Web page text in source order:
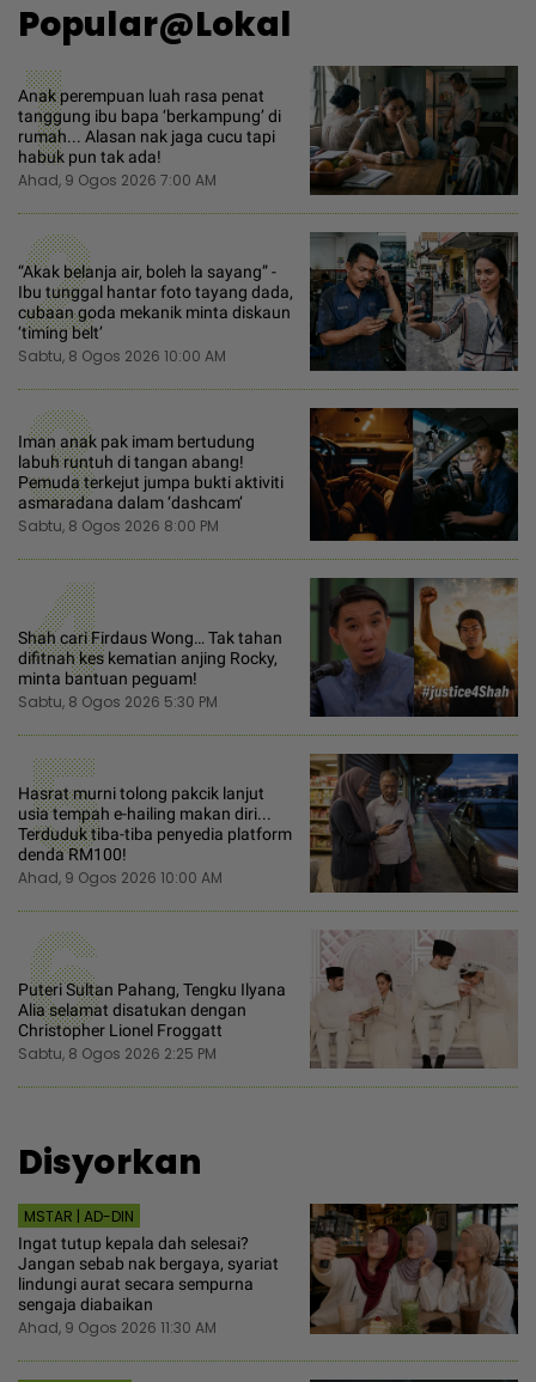
Popular@Lokal
1
Anak perempuan luah rasa penat
tanggung ibu bapa ‘berkampung’ di
rumah... Alasan nak jaga cucu tapi
habuk pun tak ada!
Ahad, 9 Ogos 2026 7:00 AM
2
“Akak belanja air, boleh la sayang” -
Ibu tunggal hantar foto tayang dada,
cubaan goda mekanik minta diskaun
‘timing belt’
Sabtu, 8 Ogos 2026 10:00 AM
3
Iman anak pak imam bertudung
labuh runtuh di tangan abang!
Pemuda terkejut jumpa bukti aktiviti
asmaradana dalam ‘dashcam’
Sabtu, 8 Ogos 2026 8:00 PM
4
Shah cari Firdaus Wong… Tak tahan
difitnah kes kematian anjing Rocky,
minta bantuan peguam!
Sabtu, 8 Ogos 2026 5:30 PM
5
Hasrat murni tolong pakcik lanjut
usia tempah e-hailing makan diri...
Terduduk tiba-tiba penyedia platform
denda RM100!
Ahad, 9 Ogos 2026 10:00 AM
6
Puteri Sultan Pahang, Tengku Ilyana
Alia selamat disatukan dengan
Christopher Lionel Froggatt
Sabtu, 8 Ogos 2026 2:25 PM
Disyorkan
MSTAR | AD-DIN
Ingat tutup kepala dah selesai?
Jangan sebab nak bergaya, syariat
lindungi aurat secara sempurna
sengaja diabaikan
Ahad, 9 Ogos 2026 11:30 AM